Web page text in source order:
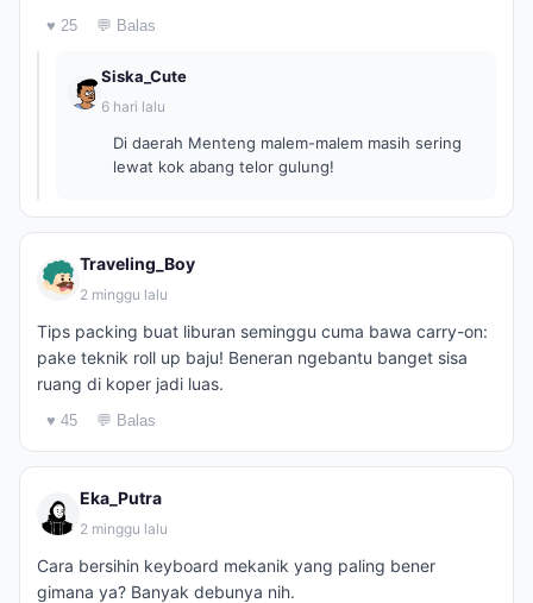
♥ 25 💬 Balas
Siska_Cute
6 hari lalu
Di daerah Menteng malem-malem masih sering
lewat kok abang telor gulung!
Traveling_Boy
2 minggu lalu
Tips packing buat liburan seminggu cuma bawa carry-on:
pake teknik roll up baju! Beneran ngebantu banget sisa
ruang di koper jadi luas.
♥ 45 💬 Balas
Eka_Putra
2 minggu lalu
Cara bersihin keyboard mekanik yang paling bener
gimana ya? Banyak debunya nih.